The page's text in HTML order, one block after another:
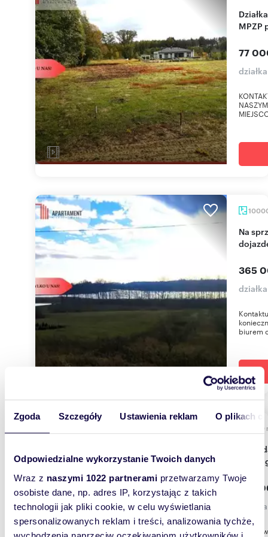
Zgoda Szczegóły Ustawienia reklam O plikach
Odpowiedzialne wykorzystanie Twoich danych
Wraz z naszymi 1022 partnerami przetwarzamy Twoje
osobiste dane, np. adres IP, korzystając z takich
technologii jak pliki cookie, w celu wyświetlania
spersonalizowanych reklam i treści, analizowania tychże,
Działka 800 m² w Toporzysku - cicha okolica,
MPZP
77
Na sprzedaż działka 10 000 m² z linią jeziora i
365
biurem
1020
dom
86
Działki